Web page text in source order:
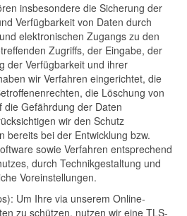
insbesondere die Sicherung der
Verfügbarkeit von Daten durch
elektronischen Zugangs zu den
Zugriffs, der Eingabe, der
der Verfügbarkeit und ihrer
wir Verfahren eingerichtet, die
die Löschung von
die Gefährdung der Daten
wir den Schutz
bereits bei der Entwicklung bzw.
sowie Verfahren entsprechend
durch Technikgestaltung und
Voreinstellungen.
Um Ihre via unserem Online-
zu schützen, nutzen wir eine TLS-